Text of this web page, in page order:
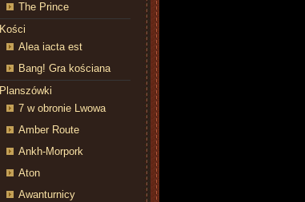
The Prince
Kości
Alea iacta est
Bang! Gra kościana
Planszówki
7 w obronie Lwowa
Amber Route
Ankh-Morpork
Aton
Awanturnicy